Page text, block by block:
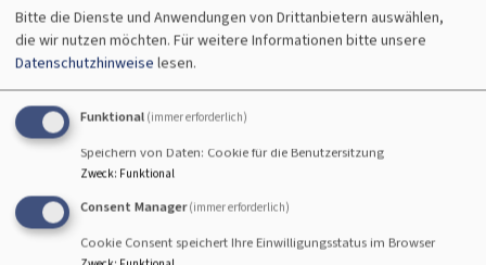
So, 20.9. 9 Uhr
Gottesdienst
Pfarrerin Heidrun Hemme
Presseck Dreifaltigkeitskirche
So, 20.9. 9 Uhr
Gottesdienst
Mainleus-Willmersreuth
Bitte die Dienste und Anwendungen von Drittanbietern auswählen,
die wir nutzen möchten. Für weitere Informationen bitte unsere
Datenschutzhinweise lesen.
Funktional (immer erforderlich)
Speichern von Daten: Cookie für die Benutzersitzung
Zweck: Funktional
Consent Manager (immer erforderlich)
Cookie Consent speichert Ihre Einwilligungsstatus im Browser